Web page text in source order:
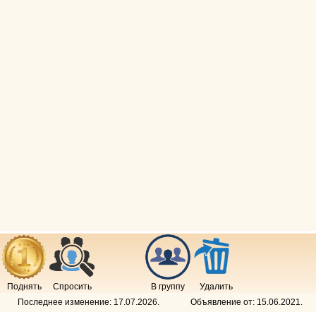
Поднять Спросить В группу
Удалить
Последнее изменение: 17.07.2026. Объявление от: 15.06.2021.